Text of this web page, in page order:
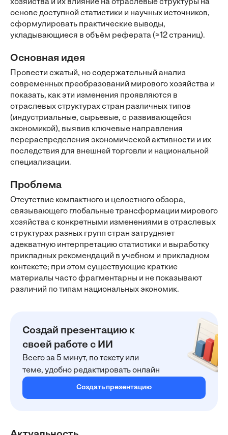
хозяйства и их влияние на отраслевые структуры на
основе доступной статистики и научных источников,
сформулировать практические выводы,
укладывающиеся в объём реферата (≈12 страниц).
Основная идея
Провести сжатый, но содержательный анализ
современных преобразований мирового хозяйства и
показать, как эти изменения проявляются в
отраслевых структурах стран различных типов
(индустриальные, сырьевые, с развивающейся
экономикой), выявив ключевые направления
перераспределения экономической активности и их
последствия для внешней торговли и национальной
специализации.
Проблема
Отсутствие компактного и целостного обзора,
связывающего глобальные трансформации мирового
хозяйства с конкретными изменениями в отраслевых
структурах разных групп стран затрудняет
адекватную интерпретацию статистики и выработку
прикладных рекомендаций в учебном и прикладном
контексте; при этом существующие краткие
материалы часто фрагментарны и не показывают
различий по типам национальных экономик.
Создай презентацию к
своей работе с ИИ
Всего за 5 минут, по тексту или
теме, удобно редактировать онлайн
Создать презентацию